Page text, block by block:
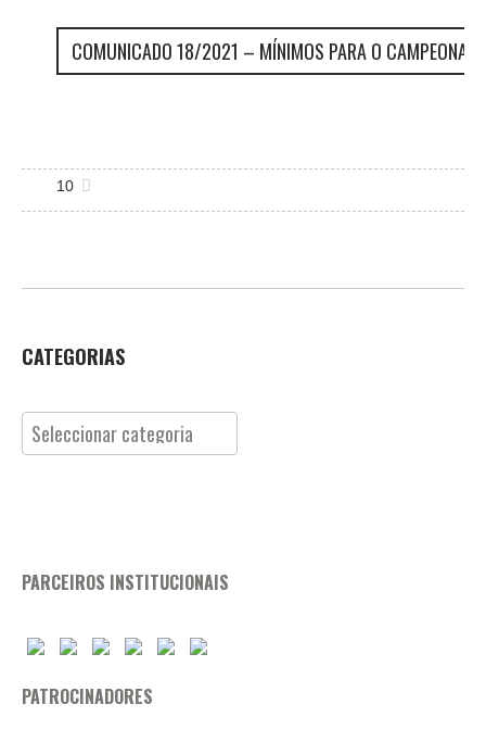
COMUNICADO 18/2021 – MÍNIMOS PARA O
10
CATEGORIAS
Categorias
PARCEIROS INSTITUCIONAIS
PATROCINADORES